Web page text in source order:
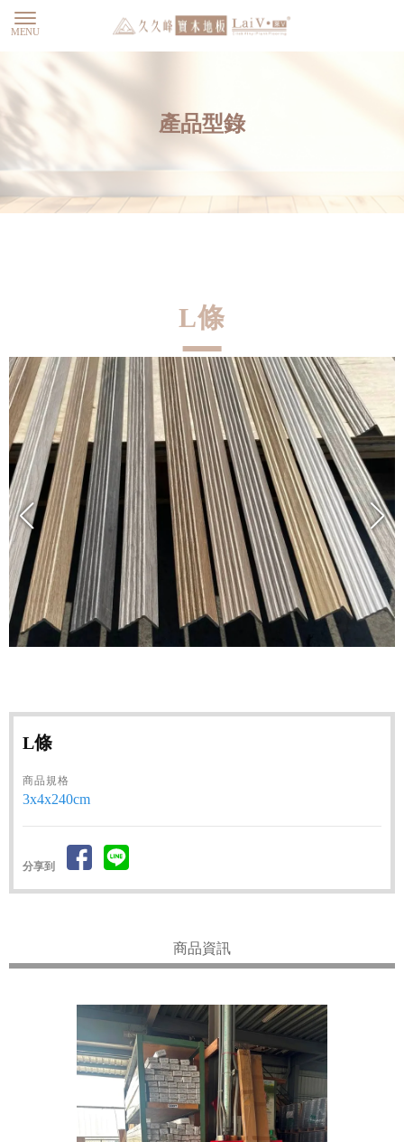
產品型錄
L條
L條
商品規格
3x4x240cm
分享到
商品資訊